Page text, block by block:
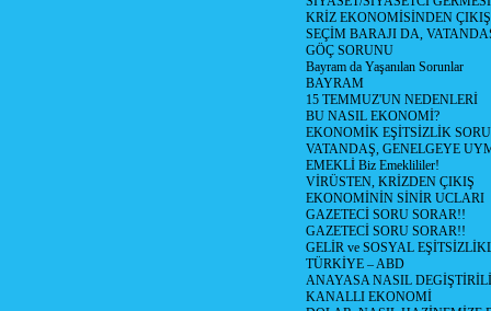
KRİZ EKONOMİSİNDEN ÇIKIŞ
SEÇİM BARAJI DA,
GÖÇ SORUNU
Bayram da Yaşanılan Sorunlar
BAYRAM
15 TEMMUZ'UN NEDENLERİ
BU NASIL EKONOMİ?
EKONOMİK EŞİTSİZLİK
VATANDAŞ, GENELGEYE
EMEKLİ Biz Emeklililer!
VİRÜSTEN, KRİZDEN ÇIKIŞ
EKONOMİNİN SİNİR UCLARI
GAZETECİ SORU SORAR!!
GAZETECİ SORU SORAR!!
GELİR ve SOSYAL
TÜRKİYE – ABD
ANAYASA NASIL
KANALLI EKONOMİ